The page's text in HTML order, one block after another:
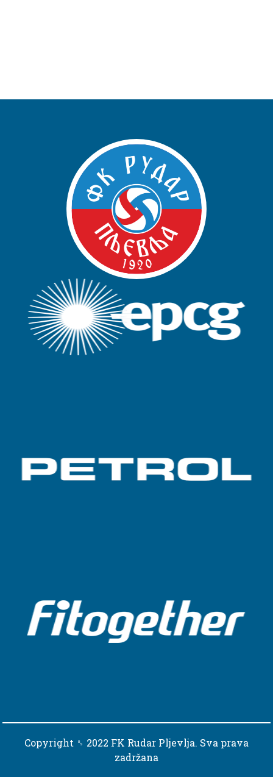
Copyright ␈ 2022 FK Rudar Pljevlja. Sva prava
zadržana